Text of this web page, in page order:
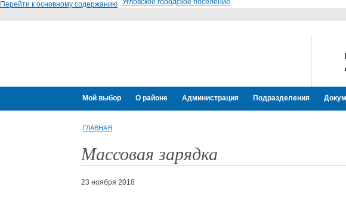
Перейти к основному содержанию Угловское городское поселение
Мой выбор О районе Администрация Подразделения
ГЛАВНАЯ
Массовая зарядка
23 ноября 2018